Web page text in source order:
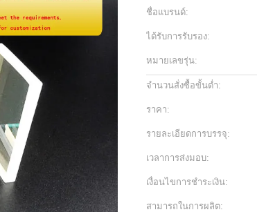
ชื่อแบรนด์:
ได้รับการรับรอง:
หมายเลขรุ่น:
จำนวนสั่งซื้อขั้นต่ำ:
ราคา:
รายละเอียดการบรรจุ:
เวลาการส่งมอบ:
เงื่อนไขการชำระเงิน:
สามารถในการผลิต: